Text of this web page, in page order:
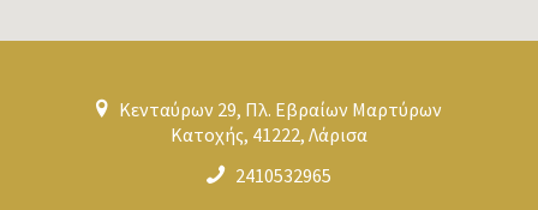
Κενταύρων 29, Πλ. Εβραίων Μαρτύρων
Κατοχής, 41222, Λάρισα
2410532965